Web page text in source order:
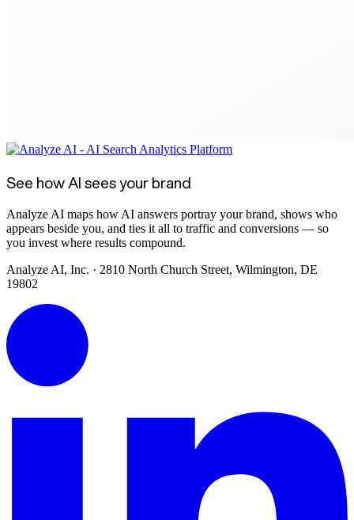
See how AI sees your brand
Analyze AI maps how AI answers portray your brand, shows who
appears beside you, and ties it all to traffic and conversions — so
you invest where results compound.
Analyze AI, Inc. · 2810 North Church Street, Wilmington, DE
19802